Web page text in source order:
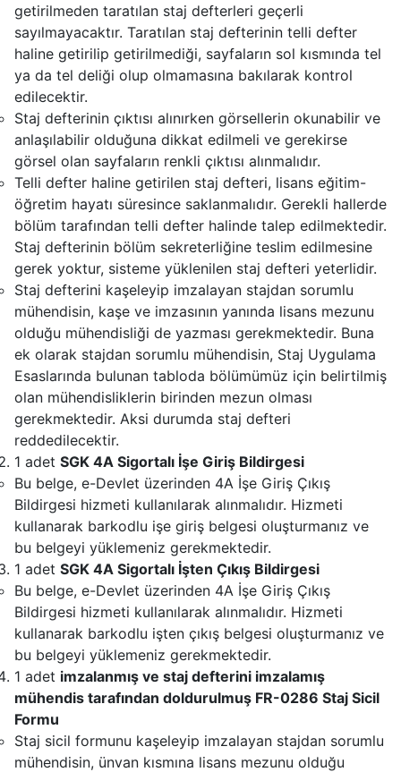
getirilmeden taratılan staj defterleri geçerli
sayılmayacaktır. Taratılan staj defterinin telli defter
haline getirilip getirilmediği, sayfaların sol kısmında tel
ya da tel deliği olup olmamasına bakılarak kontrol
edilecektir.
Staj defterinin çıktısı alınırken görsellerin okunabilir ve
anlaşılabilir olduğuna dikkat edilmeli ve gerekirse
görsel olan sayfaların renkli çıktısı alınmalıdır.
Telli defter haline getirilen staj defteri, lisans eğitim-
öğretim hayatı süresince saklanmalıdır. Gerekli hallerde
bölüm tarafından telli defter halinde talep edilmektedir.
Staj defterinin bölüm sekreterliğine teslim edilmesine
gerek yoktur, sisteme yüklenilen staj defteri yeterlidir.
Staj defterini kaşeleyip imzalayan stajdan sorumlu
mühendisin, kaşe ve imzasının yanında lisans mezunu
olduğu mühendisliği de yazması gerekmektedir. Buna
ek olarak stajdan sorumlu mühendisin, Staj Uygulama
Esaslarında bulunan tabloda bölümümüz için belirtilmiş
olan mühendisliklerin birinden mezun olması
gerekmektedir. Aksi durumda staj defteri
reddedilecektir.
1 adet SGK 4A Sigortalı İşe Giriş Bildirgesi
Bu belge, e-Devlet üzerinden 4A İşe Giriş Çıkış
Bildirgesi hizmeti kullanılarak alınmalıdır. Hizmeti
kullanarak barkodlu işe giriş belgesi oluşturmanız ve
bu belgeyi yüklemeniz gerekmektedir.
1 adet SGK 4A Sigortalı İşten Çıkış Bildirgesi
Bu belge, e-Devlet üzerinden 4A İşe Giriş Çıkış
Bildirgesi hizmeti kullanılarak alınmalıdır. Hizmeti
kullanarak barkodlu işten çıkış belgesi oluşturmanız ve
bu belgeyi yüklemeniz gerekmektedir.
1 adet imzalanmış ve staj defterini imzalamış
mühendis tarafından doldurulmuş FR-0286 Staj Sicil
Formu
Staj sicil formunu kaşeleyip imzalayan stajdan sorumlu
mühendisin, ünvan kısmına lisans mezunu olduğu